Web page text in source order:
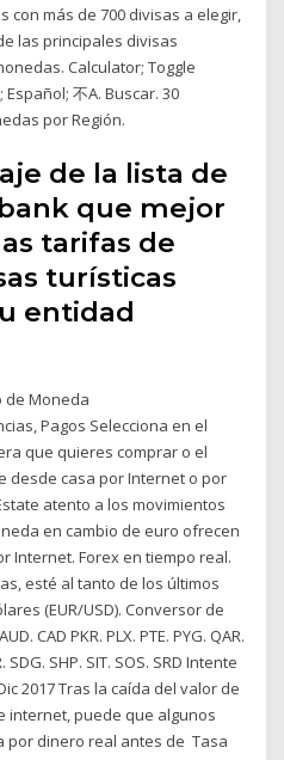
con más de 700 divisas a elegir,
las principales divisas
Calculator; Toggle
不A. Buscar. 30
por Región.
de la lista de
que mejor
tarifas de
turísticas
entidad
de Moneda
Pagos Selecciona en el
que quieres comprar o el
desde casa por Internet o por
atento a los movimientos
en cambio de euro ofrecen
Internet. Forex en tiempo real.
esté al tanto de los últimos
(EUR/USD). Conversor de
CAD PKR. PLX. PTE. PYG. QAR.
SDG. SHP. SIT. SOS. SRD Intente
2017 Tras la caída del valor de
internet, puede que algunos
por dinero real antes de Tasa